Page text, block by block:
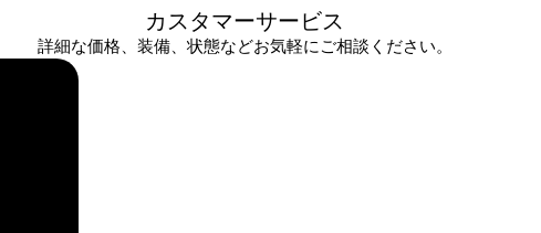
カスタマーサービス
詳細な価格、装備、状態などお気軽にご相談ください。